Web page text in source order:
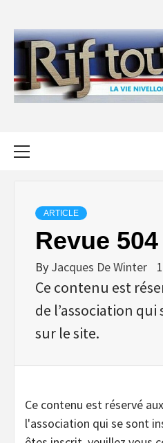
content
ARTICLE
Revue 504
By Jacques De Winter
Ce contenu est
de l’association
sur le site.
Ce contenu est réservé
l'association qui se sont